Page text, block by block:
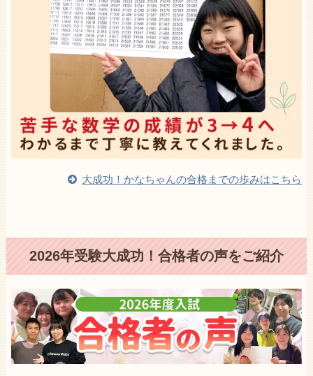
大成功！かなちゃんの合格までの歩みはこちら
2026年受験大成功！合格者の声をご紹介